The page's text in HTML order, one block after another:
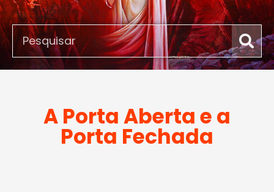
A Porta Aberta e a
Porta Fechada